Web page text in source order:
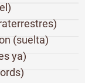
(suelta)
ya)